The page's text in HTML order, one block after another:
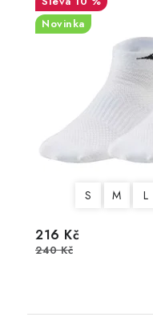
Novinka
S M L
216 Kč
240 Kč